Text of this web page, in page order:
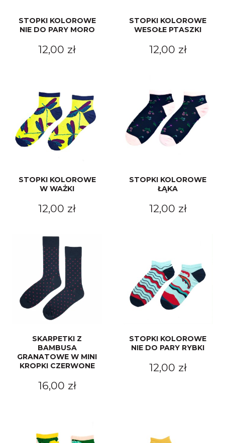
STOPKI KOLOROWE
NIE DO PARY MORO
12,00 zł
STOPKI KOLOROWE
WESOŁE PTASZKI
12,00 zł
STOPKI KOLOROWE
W WAŻKI
12,00 zł
STOPKI KOLOROWE
ŁĄKA
12,00 zł
SKARPETKI Z
BAMBUSA
GRANATOWE W MINI
KROPKI CZERWONE
16,00 zł
STOPKI KOLOROWE
NIE DO PARY RYBKI
12,00 zł